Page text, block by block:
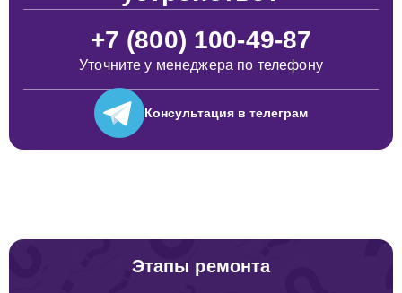
+7 (800) 100-49-87
Уточните у менеджера по телефону
Консультация в телеграм
Этапы ремонта